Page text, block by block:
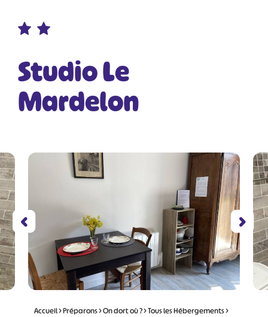
Studio Le
Mardelon
Accueil>Préparons>On dort où ?>Tous les Hébergements>